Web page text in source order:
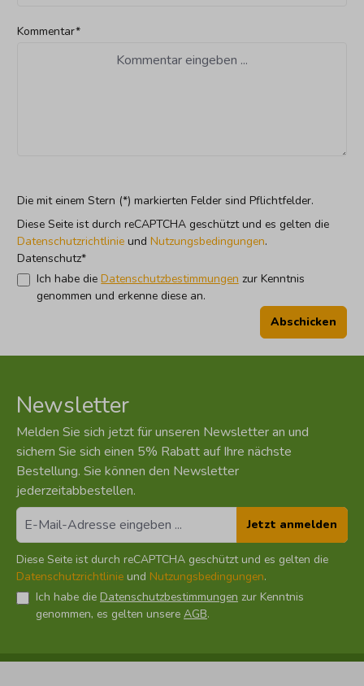
Kommentar*
Die mit einem Stern (*) markierten Felder sind Pflichtfelder.
Diese Seite ist durch reCAPTCHA geschützt und es gelten die
Datenschutzrichtlinie und Nutzungsbedingungen.
Datenschutz*
Ich habe die Datenschutzbestimmungen zur Kenntnis
genommen und erkenne diese an.
Abschicken
Newsletter
Melden Sie sich jetzt für unseren Newsletter an und
sichern Sie sich einen 5% Rabatt auf Ihre nächste
Bestellung. Sie können den Newsletter
jederzeitabbestellen.
Diese Seite ist durch reCAPTCHA geschützt und es gelten die
Datenschutzrichtlinie und Nutzungsbedingungen.
Ich habe die Datenschutzbestimmungen zur Kenntnis
genommen, es gelten unsere AGB.
Jetzt anmelden